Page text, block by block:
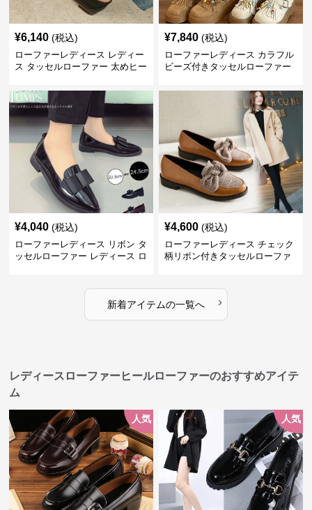
¥6,140 (税込)
ローファーレディース レディー
ス タッセルローファー 太めヒー
¥7,840 (税込)
ローファーレディース カラフル
ビーズ付きタッセルローファー
¥4,040 (税込)
ローファーレディース リボン タ
ッセルローファー レディース ロ
¥4,600 (税込)
ローファーレディース チェック
柄リボン付きタッセルローファ
新着アイテムの一覧へ ›
レディースローファーヒールローファーのおすすめアイテ
ム
人気 人気